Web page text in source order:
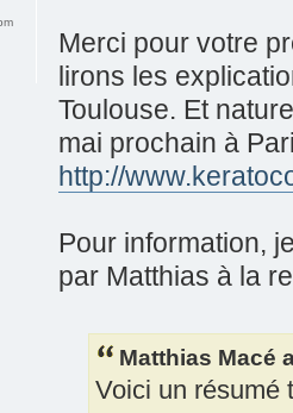
Merci pour votre
lirons les
Toulouse. Et
mai prochain à
http://
Pour information,
par Matthias à la
Matthias Macé
Voici un résumé